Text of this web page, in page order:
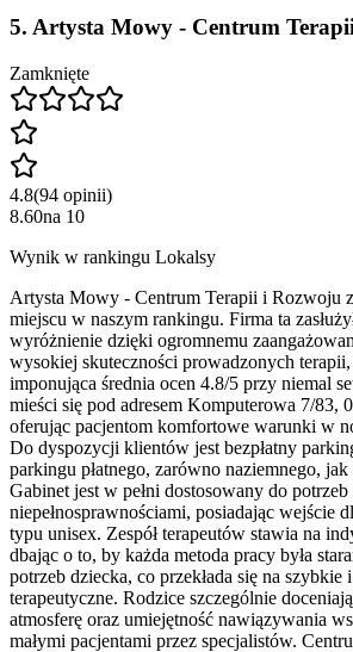
5. Artysta Mowy - Centrum
Zamknięte
4.8(94 opinii)
8.60na 10
Wynik w rankingu Lokalsy
Artysta Mowy - Centrum Terapii i Rozwoju
miejscu w naszym rankingu. Firma ta
wyróżnienie dzięki ogromnemu
wysokiej skuteczności prowadzonych
imponująca średnia ocen 4.8/5 przy niemal
mieści się pod adresem Komputerowa 7/83,
oferując pacjentom komfortowe warunki w
Do dyspozycji klientów jest bezpłatny
parkingu płatnego, zarówno naziemnego,
Gabinet jest w pełni dostosowany do potrzeb
niepełnosprawnościami, posiadając wejście
typu unisex. Zespół terapeutów stawia na
dbając o to, by każda metoda pracy była
potrzeb dziecka, co przekłada się na
terapeutyczne. Rodzice szczególnie doceniają
atmosferę oraz umiejętność nawiązywania
małymi pacjentami przez specjalistów.